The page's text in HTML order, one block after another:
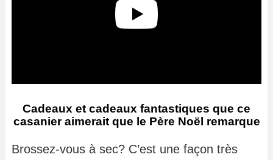
Cadeaux et cadeaux fantastiques que ce
casanier aimerait que le Père Noël remarque
Brossez-vous à sec? C’est une façon très